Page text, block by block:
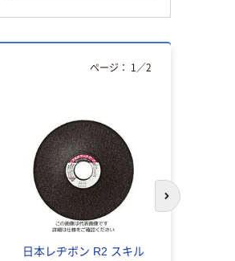
日本レヂボン R2 スキル
ページ： 1 ／2
次のスライド